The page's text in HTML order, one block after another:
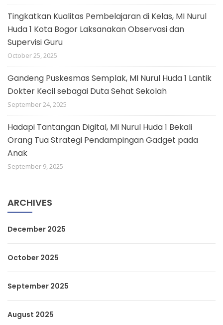
Tingkatkan Kualitas Pembelajaran di Kelas, MI Nurul
Huda 1 Kota Bogor Laksanakan Observasi dan
Supervisi Guru
October 25, 2025
Gandeng Puskesmas Semplak, MI Nurul Huda 1 Lantik
Dokter Kecil sebagai Duta Sehat Sekolah
September 24, 2025
Hadapi Tantangan Digital, MI Nurul Huda 1 Bekali
Orang Tua Strategi Pendampingan Gadget pada
Anak
September 9, 2025
ARCHIVES
December 2025
October 2025
September 2025
August 2025